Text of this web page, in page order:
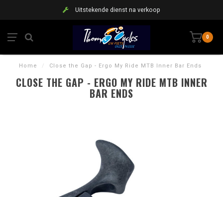
Uitstekende dienst na verkoop
0
Home / Close the Gap - Ergo My Ride MTB Inner Bar Ends
CLOSE THE GAP - ERGO MY RIDE MTB INNER
BAR ENDS